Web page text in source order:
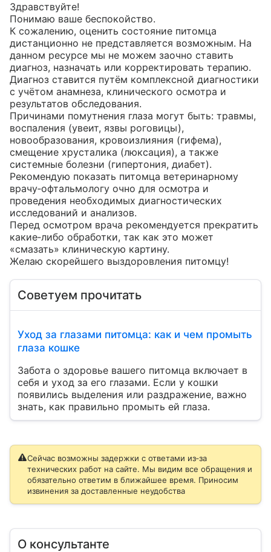
Здравствуйте!
Понимаю ваше беспокойство.
К сожалению, оценить состояние питомца
дистанционно не представляется возможным. На
данном ресурсе мы не можем заочно ставить
диагноз, назначать или корректировать терапию.
Диагноз ставится путём комплексной диагностики
с учётом анамнеза, клинического осмотра и
результатов обследования.
Причинами помутнения глаза могут быть: травмы,
воспаления (увеит, язвы роговицы),
новообразования, кровоизлияния (гифема),
смещение хрусталика (люксация), а также
системные болезни (гипертония, диабет).
Рекомендую показать питомца ветеринарному
врачу‑офтальмологу очно для осмотра и
проведения необходимых диагностических
исследований и анализов.
Перед осмотром врача рекомендуется прекратить
какие‑либо обработки, так как это может
«смазать» клиническую картину.
Желаю скорейшего выздоровления питомцу!
Советуем прочитать
Уход за глазами питомца: как и чем промыть
глаза кошке
Забота о здоровье вашего питомца включает в
себя и уход за его глазами. Если у кошки
появились выделения или раздражение, важно
знать, как правильно промыть ей глаза.
Сейчас возможны задержки с ответами из‑за
технических работ на сайте. Мы видим все обращения и
обязательно ответим в ближайшее время. Приносим
извинения за доставленные неудобства
О консультанте